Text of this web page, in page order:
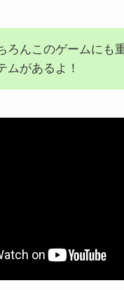
ろんこのゲームにも
ムがあるよ！